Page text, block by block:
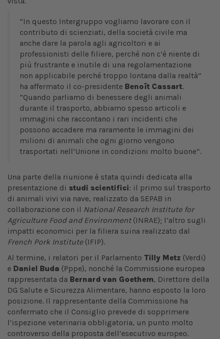
“In questo Intergruppo vogliamo lavorare con il
contributo di scienziati, della società civile ma
anche dare la parola agli agricoltori e ai
professionisti delle filiere, perché non c’è niente di
più frustrante e inutile di una regolamentazione
non applicabile perché troppo lontana dalla realtà”
ha affermato il co-presidente Benoît Cassart.
“Quando parliamo di benessere degli animali
durante il trasporto, abbiamo spesso articoli e
immagini che raccontano i rari incidenti che
possono accadere ma raramente le immagini dei
milioni di animali che ogni giorno vengono
trasportati nell’Unione in condizioni molto buone”.
Una parte della riunione è stata quindi dedicata alla
presentazione di studi scientifici: il primo sul trasporto
di animali vivi via nave, realizzato da SEPAB in
collaborazione con il National Research Institute for
Agriculture Food and Environment(INRAE); l’altro sugli
impatti economici per la filiera suina realizzato dal
French Pork Institute(IFIP).
Al termine, i relatori per il Parlamento Tilly Metz (Verdi)
e Daniel Buda (Pppe), nonché la Commissione europea
rappresentata da Bernard van Goethem, Direttore della
DG Salute e Sicurezza Alimentare, hanno esposto la loro
posizione. Il rappresentante della Commissione ha
confermato che il Consiglio prevede di sopprimere
l’ispezione veterinaria obbligatoria, un punto molto
controverso della proposta dell’esecutivo europeo.